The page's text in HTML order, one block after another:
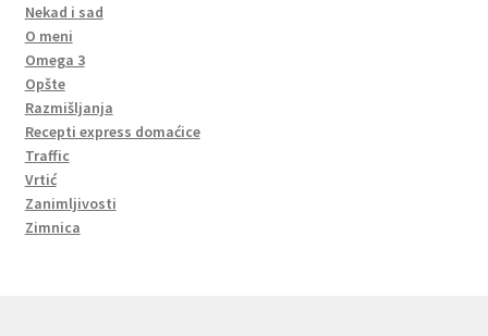
Nekad i sad
O meni
Omega 3
Opšte
Razmišljanja
Recepti express domaćice
Traffic
Vrtić
Zanimljivosti
Zimnica